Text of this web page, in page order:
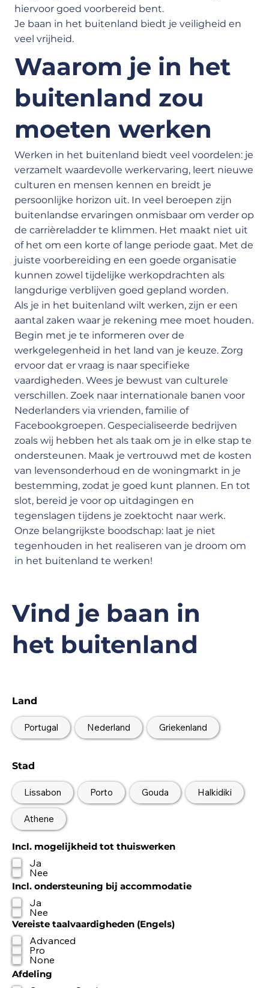
hiervoor goed voorbereid bent.
Je baan in het buitenland biedt je veiligheid en
veel vrijheid.
Waarom je in het
buitenland zou
moeten werken
Werken in het buitenland biedt veel voordelen: je
verzamelt waardevolle werkervaring, leert nieuwe
culturen en mensen kennen en breidt je
persoonlijke horizon uit. In veel beroepen zijn
buitenlandse ervaringen onmisbaar om verder op
de carrièreladder te klimmen. Het maakt niet uit
of het om een korte of lange periode gaat. Met de
juiste voorbereiding en een goede organisatie
kunnen zowel tijdelijke werkopdrachten als
langdurige verblijven goed gepland worden.
Als je in het buitenland wilt werken, zijn er een
aantal zaken waar je rekening mee moet houden.
Begin met je te informeren over de
werkgelegenheid in het land van je keuze. Zorg
ervoor dat er vraag is naar specifieke
vaardigheden. Wees je bewust van culturele
verschillen. Zoek naar internationale banen voor
Nederlanders via vrienden, familie of
Facebookgroepen. Gespecialiseerde bedrijven
zoals wij hebben het als taak om je in elke stap te
ondersteunen. Maak je vertrouwd met de kosten
van levensonderhoud en de woningmarkt in je
bestemming, zodat je goed kunt plannen. En tot
slot, bereid je voor op uitdagingen en
tegenslagen tijdens je zoektocht naar werk.
Onze belangrijkste boodschap: laat je niet
tegenhouden in het realiseren van je droom om
in het buitenland te werken!
Vind je baan in
het buitenland
Land
Portugal Nederland Griekenland
Stad
Lissabon Porto Gouda Halkidiki
Athene
Incl. mogelijkheid tot thuiswerken
Ja
Nee
Incl. ondersteuning bij accommodatie
Ja
Nee
Vereiste taalvaardigheden (Engels)
Advanced
Pro
None
Afdeling